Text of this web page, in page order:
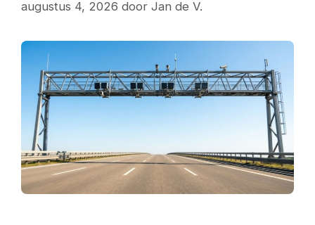
augustus 4, 2026 door Jan de V.